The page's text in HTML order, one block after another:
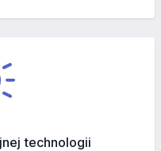
technologii